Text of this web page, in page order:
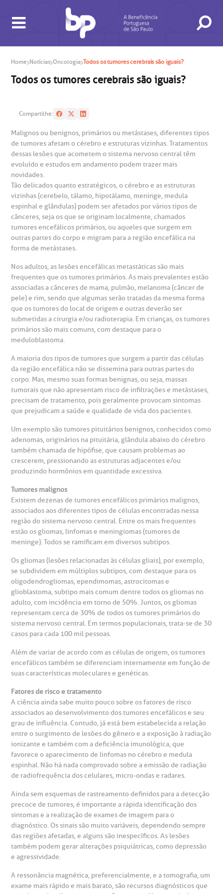
de consultas e exames
de exames
de Exames
SAC
atendimento e dos serviços prestados.
A Ouvidoria e SAC são canais para você, cliente da BP, tirar
suas dúvidas, registrar suas reclamações ou fazer elogios
relacionados ao nosso atendimento e aos nossos serviços.
Horário de atendimento: 2ª a 6ª feira das 7h às 18h
(11)3505-1000
ouvidoria@bp.org.br
Fale Conosco
Hospital BP
Saiba mais
Endereço:
Rua Maestro Cardim, 769
CEP: 01323-001 | Bela Vista
São Paulo - SP
BP Mirante
Saiba mais
R. Martiniano de Carvalho, 965
CEP: 01323-001 | Bela Vista
São Paulo - SP
Clínica Medicina da Mulher
Saiba mais
Endereço:
R. Colômbia, 332
CEP: 01438-000 | Jardim Paulista
São Paulo - SP
e Pesquisa
de conduta
Financeiras
social da BP
corporativa
social
a BP
Conosco
de Benchmarking
de Bioética
Telemedicina BP
Teleinterconsulta
Centro de Doenças Autoimunes
de Infarto SUS
de Visita
socorro
de cópia de prontuário médico
de orçamento particular
de veracidade de atestado
atendimento
Cirurgia
frequentes
de Sangue
de órgãos
de cuidado
e perdidos
de Oncologia e Hematologia
de Excelência em Neurologia e
de Excelência em Ortopedia
especialidades
Home Notícias Oncologia Todos os tumores cerebrais são iguais?
Todos os tumores cerebrais são iguais?
Compartilhe:
Malignos ou benignos, primários ou metástases, diferentes tipos
de tumores afetam o cérebro e estruturas vizinhas. Tratamentos
dessas lesões que acometem o sistema nervoso central têm
evoluído e estudos em andamento podem trazer mais
novidades.
Tão delicados quanto estratégicos, o cérebro e as estruturas
vizinhas (cerebelo, tálamo, hipotálamo, meninge, medula
espinhal e glândulas) podem ser afetados por vários tipos de
cânceres, seja os que se originam localmente, chamados
tumores encefálicos primários, ou aqueles que surgem em
outras partes do corpo e migram para a região encefálica na
forma de metástases.
Nos adultos, as lesões encefálicas metastáticas são mais
frequentes que os tumores primários. As mais prevalentes estão
associadas a cânceres de mama, pulmão, melanoma (câncer de
pele) e rim, sendo que algumas serão tratadas da mesma forma
que os tumores do local de origem e outras deverão ser
submetidas a cirurgia e/ou radioterapia. Em crianças, os tumores
primários são mais comuns, com destaque para o
meduloblastoma.
A maioria dos tipos de tumores que surgem a partir das células
da região encefálica não se dissemina para outras partes do
corpo. Mas, mesmo suas formas benignas, ou seja, massas
tumorais que não apresentam risco de infiltrações e metástases,
precisam de tratamento, pois geralmente provocam sintomas
que prejudicam a saúde e qualidade de vida dos pacientes.
Um exemplo são tumores pituitários benignos, conhecidos como
adenomas, originários na pituitária, glândula abaixo do cérebro
também chamada de hipófise, que causam problemas ao
crescerem, pressionando as estruturas adjacentes e/ou
produzindo hormônios em quantidade excessiva.
Tumores malignos
Existem dezenas de tumores encefálicos primários malignos,
associados aos diferentes tipos de células encontradas nessa
região do sistema nervoso central. Entre os mais frequentes
estão os gliomas, linfomas e meningiomas (tumores de
meninge). Todos se ramificam em diversos subtipos.
Os gliomas (lesões relacionadas às células gliais), por exemplo,
se subdividem em múltiplos subtipos, com destaque para os
oligodendrogliomas, ependimomas, astrocitomas e
glioblastoma, subtipo mais comum dentre todos os gliomas no
adulto, com incidência em torno de 50%. Juntos, os gliomas
representam cerca de 30% de todos os tumores primários do
sistema nervoso central. Em termos populacionais, trata-se de 30
casos para cada 100 mil pessoas.
Além de variar de acordo com as células de origem, os tumores
encefálicos também se diferenciam internamente em função de
suas características moleculares e genéticas.
Fatores de risco e tratamento
A ciência ainda sabe muito pouco sobre os fatores de risco
associados ao desenvolvimento dos tumores encefálicos e seu
grau de influência. Contudo, já está bem estabelecida a relação
entre o surgimento de lesões do gênero e a exposição à radiação
ionizante e também com a deficiência imunológica, que
favorece o aparecimento de linfomas no cérebro e medula
espinhal. Não há nada comprovado sobre a emissão de radiação
de radiofrequência dos celulares, micro-ondas e radares.
Ainda sem esquemas de rastreamento definidos para a detecção
precoce de tumores, é importante a rápida identificação dos
sintomas e a realização de exames de imagem para o
diagnóstico. Os sinais são muito variáveis, dependendo sempre
das regiões afetadas, e alguns são inespecíficos. As lesões
também podem gerar alterações psiquiátricas, como depressão
e agressividade.
A ressonância magnética, preferencialmente, e a tomografia, um
exame mais rápido e mais barato, são recursos diagnósticos que